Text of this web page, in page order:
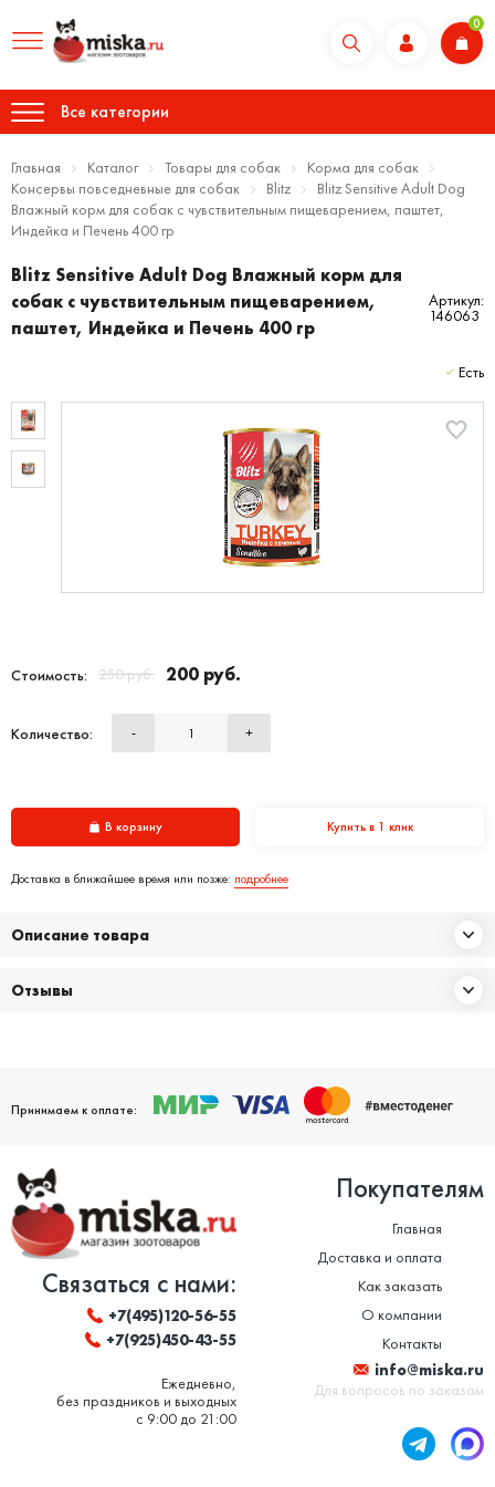
0
Все категории
Главная Каталог Товары для собак
Корма для собак
Консервы повседневные для собак
Blitz
Blitz Sensitive Adult Dog
Влажный корм для собак с чувствительным пищеварением, паштет,
Индейка и Печень 400 гр
Blitz Sensitive Adult Dog Влажный корм для
собак с чувствительным пищеварением,
паштет, Индейка и Печень 400 гр
Артикул:
146063
Есть
Стоимость: 250 руб. 200 руб.
Количество: - +
В корзину Купить в 1 клик
Доставка в ближайшее время или позже: подробнее
Описание товара
Отзывы
Принимаем к оплате:
Связаться с нами:
+7(495)120-56-55
+7(925)450-43-55
Ежедневно,
без праздников и выходных
с 9:00 до 21:00
Покупателям
Главная
Доставка и оплата
Как заказать
О компании
Контакты
info@miska.ru
Для вопросов по заказам